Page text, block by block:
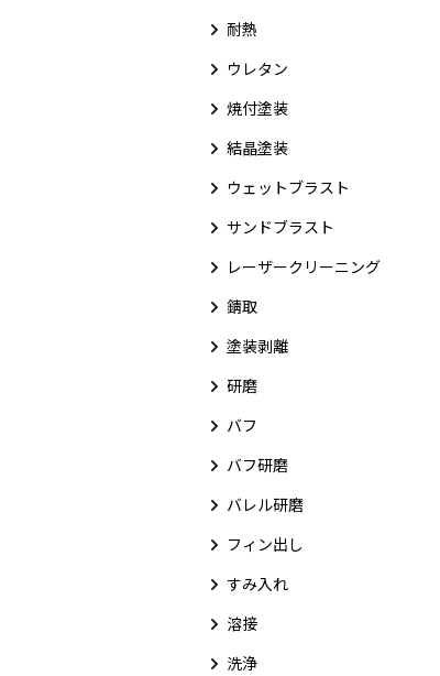
耐熱
ウレタン
焼付塗装
結晶塗装
ウェットブラスト
サンドブラスト
レーザークリーニング
錆取
塗装剥離
研磨
バフ
バフ研磨
バレル研磨
フィン出し
すみ入れ
溶接
洗浄